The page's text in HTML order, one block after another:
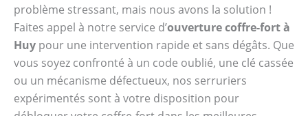
problème stressant, mais nous avons la solution !
Faites appel à notre service d’ouverture coffre-fort à
Huy pour une intervention rapide et sans dégâts. Que
vous soyez confronté à un code oublié, une clé cassée
ou un mécanisme défectueux, nos serruriers
expérimentés sont à votre disposition pour